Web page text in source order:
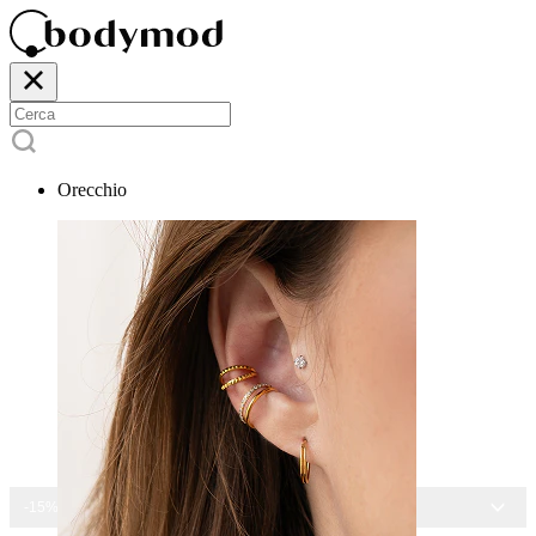
Orecchio
-15% SU TUTTI I GIOIELLI